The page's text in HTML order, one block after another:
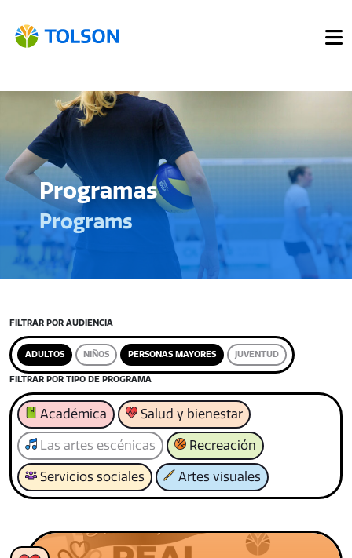
Programas
Programs
FILTRAR POR AUDIENCIA
ADULTOS NIÑOS PERSONAS MAYORES JUVENTUD
FILTRAR POR TIPO DE PROGRAMA
Académica Salud y bienestar
Las artes escénicas Recreación
Servicios sociales Artes visuales